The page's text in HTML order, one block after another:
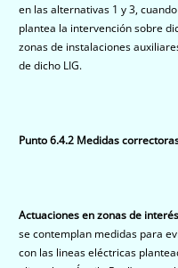
en las alternativas 1 y 3,
plantea la intervención sobre
zonas de instalaciones
de dicho LIG.
Punto 6.4.2 Medidas
Actuaciones en zonas de
se contemplan medidas para
con las lineas eléctricas